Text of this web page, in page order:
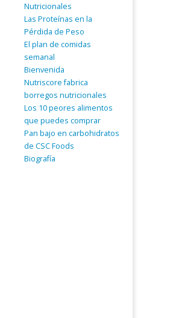
Nutricionales
Las Proteínas en la
Pérdida de Peso
El plan de comidas
semanal
Bienvenida
Nutriscore fabrica
borregos nutricionales
Los 10 peores alimentos
que puedes comprar
Pan bajo en carbohidratos
de CSC Foods
Biografía